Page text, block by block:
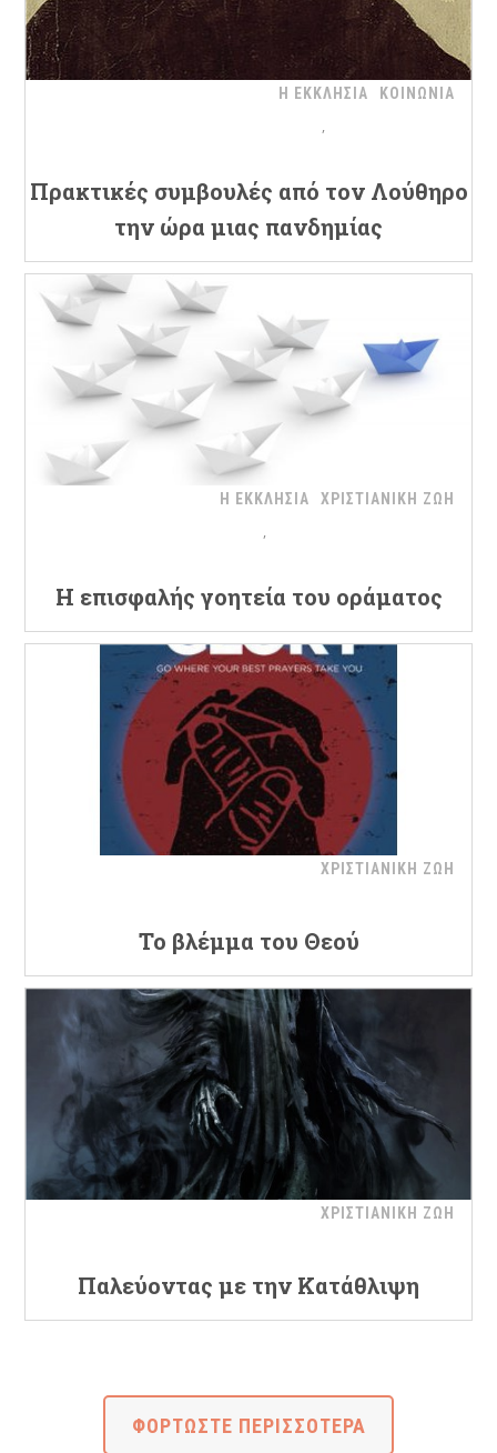
Η ΕΚΚΛΗΣΙΑ ΚΟΙΝΩΝΙΑ
Πρακτικές συμβουλές από τον Λούθηρο
την ώρα μιας πανδημίας
Η ΕΚΚΛΗΣΙΑ ΧΡΙΣΤΙΑΝΙΚΗ ΖΩΗ
Η επισφαλής γοητεία του οράματος
ΧΡΙΣΤΙΑΝΙΚΗ ΖΩΗ
Το βλέμμα του Θεού
ΧΡΙΣΤΙΑΝΙΚΗ ΖΩΗ
Παλεύοντας με την Κατάθλιψη
ΦΟΡΤΩΣΤΕ ΠΕΡΙΣΣΟΤΕΡΑ